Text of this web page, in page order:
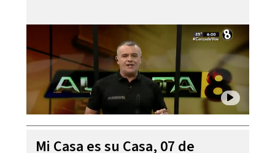
Mi Casa es su Casa, 07 de